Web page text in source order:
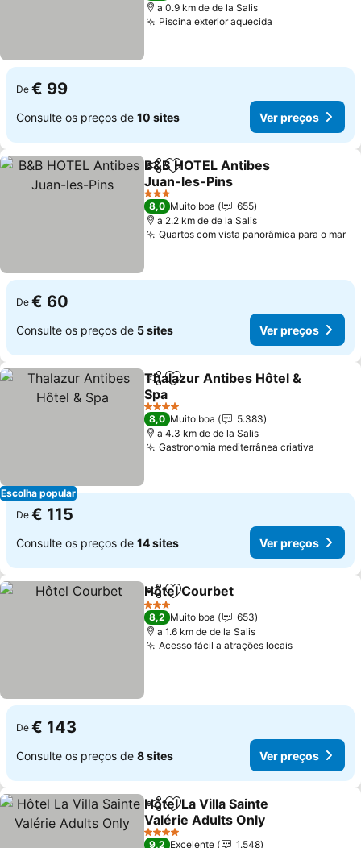
a 0.9 km de de la Salis
Piscina exterior aquecida
De € 99
Consulte os preços de 10 sites Ver preços
PartilharAdicionar aos favoritos
B&B HOTEL Antibes
Juan-les-Pins
Ver preços
3 Estrelas
8,0 Muito boa
655
a 2.2 km de de la Salis
Quartos com vista panorâmica para o mar
De € 60
Consulte os preços de 5 sites Ver preços
Escolha popular
PartilharAdicionar aos favoritos
Thalazur Antibes Hôtel &
Spa
Ver preços
4 Estrelas
8,0 Muito boa
5.383
a 4.3 km de de la Salis
Gastronomia mediterrânea criativa
De € 115
Consulte os preços de 14 sites Ver preços
PartilharAdicionar aos favoritos
Hôtel Courbet
3 Estrelas
8,2 Muito boa
653
a 1.6 km de de la Salis
Acesso fácil a atrações locaisVer preços
De € 143
Consulte os preços de 8 sites Ver preços
PartilharAdicionar aos favoritos
Hôtel La Villa Sainte
Valérie Adults Only
Ver preços
4 Estrelas
9,2 Excelente 1.548